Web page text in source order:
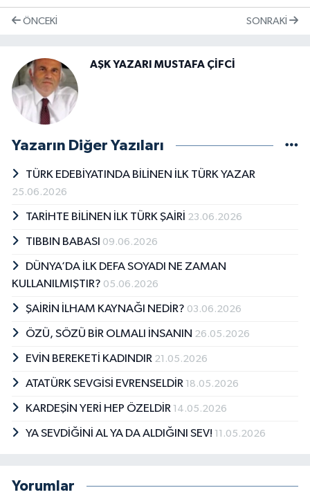
ÖNCEKI SONRAKI
AŞK YAZARI MUSTAFA ÇİFCİ
Yazarın Diğer Yazıları
TÜRK EDEBİYATINDA BİLİNEN İLK TÜRK YAZAR
25.06.2026
TARİHTE BİLİNEN İLK TÜRK ŞAİRİ 23.06.2026
TIBBIN BABASI 09.06.2026
DÜNYA’DA İLK DEFA SOYADI NE ZAMAN
KULLANILMIŞTIR? 05.06.2026
ŞAİRİN İLHAM KAYNAĞI NEDİR? 03.06.2026
ÖZÜ, SÖZÜ BİR OLMALI İNSANIN 26.05.2026
EVİN BEREKETİ KADINDIR 21.05.2026
ATATÜRK SEVGİSİ EVRENSELDİR 18.05.2026
KARDEŞİN YERİ HEP ÖZELDİR 14.05.2026
YA SEVDİĞİNİ AL YA DA ALDIĞINI SEV! 11.05.2026
Yorumlar